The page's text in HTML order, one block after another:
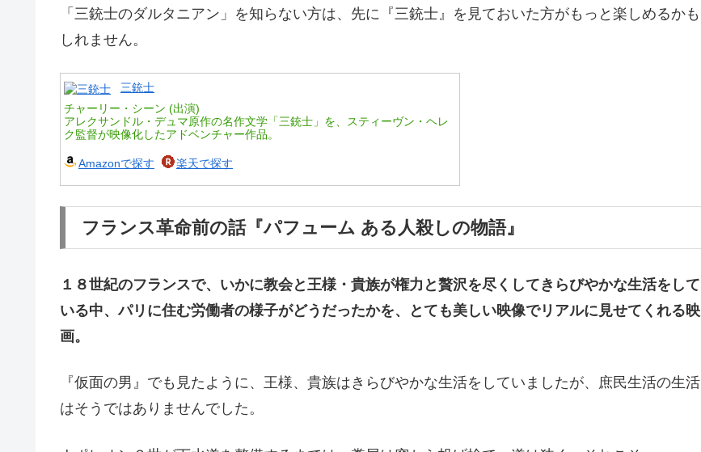
「三銃士のダルタニアン」を知らない方は、先に『三銃士』を見ておいた方がもっと楽しめるかも
しれません。
三銃士
チャーリー・シーン (出演)
アレクサンドル・デュマ原作の名作文学「三銃士」を、スティーヴン・ヘレ
ク監督が映像化したアドベンチャー作品。
Amazonで探す 楽天で探す
フランス革命前の話『パフューム ある人殺しの物語』
１８世紀のフランスで、いかに教会と王様・貴族が権力と贅沢を尽くしてきらびやかな生活をして
いる中、パリに住む労働者の様子がどうだったかを、とても美しい映像でリアルに見せてくれる映
画。
『仮面の男』でも見たように、王様、貴族はきらびやかな生活をしていましたが、庶民生活の生活
はそうではありませんでした。